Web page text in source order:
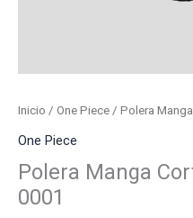
Inicio / One Piece / Polera
One Piece
Polera Manga
0001